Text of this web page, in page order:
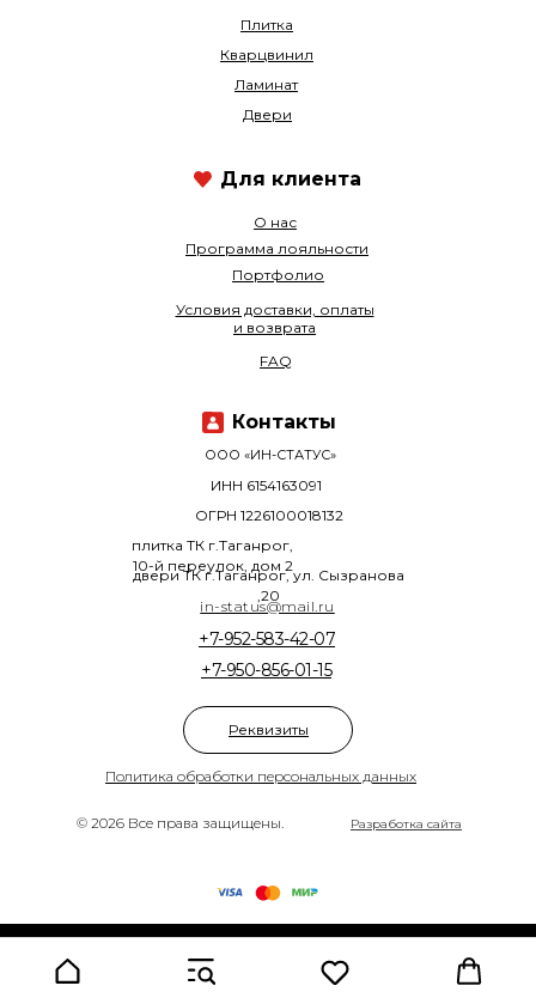
© 2026 Все права защищены.
Политика обработки персональных данных
Плитка
Кварцвинил
+7-950-856-01-15
+7-952-583-42-07
О нас
Ламинат
Программа лояльности
Двери
Портфолио
ООО «ИН-СТАТУС»
плитка ТК г.Таганрог,
10-й переулок, дом 2
двери ТК г.Таганрог, ул. Сызранова
,20
ОГРН 1226100018132
ИНН 6154163091
Разработка сайта
Условия доставки, оплаты
и возврата
FAQ
in-status@mail.ru
Контакты
Для клиента
Реквизиты
Made on Tilda